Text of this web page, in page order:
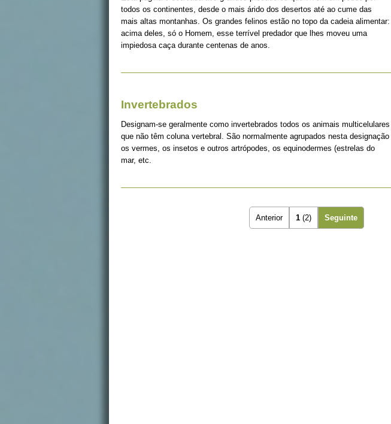
todos os continentes, desde o mais árido dos desertos até ao cume das
mais altas montanhas. Os grandes felinos estão no topo da cadeia alimentar:
acima deles, só o Homem, esse terrível predador que lhes moveu uma
impiedosa caça durante centenas de anos.
Invertebrados
Designam-se geralmente como invertebrados todos os animais multicelulares
que não têm coluna vertebral. São normalmente agrupados nesta designação
os vermes, os insetos e outros artrópodes, os equinodermes (estrelas do
mar, etc.
Anterior 1 (2) Seguinte